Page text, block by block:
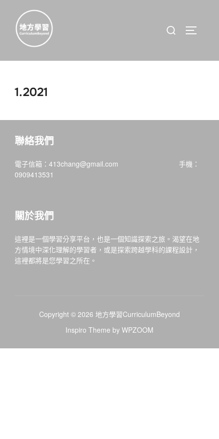
content
Search
1.2021
聯絡我們
電子信箱：413chang@gmail.com 手機：
0909413531
關於我們
這裡是一個學習分享平台，也是一個知識探索之旅。渴望在地
方情境中深化理解的學習者，或是探索跨越學科的課程設計，
這裡都將是您學習之所在。
Copyright © 2026 地方學習CurriculumBeyond
Inspiro Theme by WPZOOM